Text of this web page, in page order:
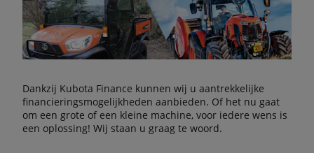
Dankzij Kubota Finance kunnen wij u aantrekkelijke
financieringsmogelijkheden aanbieden. Of het nu gaat
om een grote of een kleine machine, voor iedere wens is
een oplossing! Wij staan u graag te woord.